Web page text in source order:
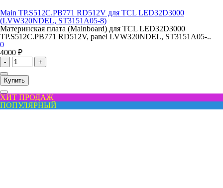
Main TP.S512C.PB771 RD512V для TCL LED32D3000
(LVW320NDEL, ST3151A05-8)
Материнская плата (Mainboard) для TCL LED32D3000
TP.S512C.PB771 RD512V, panel LVW320NDEL, ST3151A05-..
0
4000 ₽
- +
Купить
ХИТ ПРОДАЖ
ПОПУЛЯРНЫЙ